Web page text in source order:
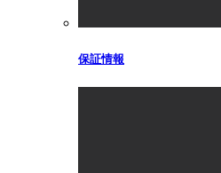
保証情報